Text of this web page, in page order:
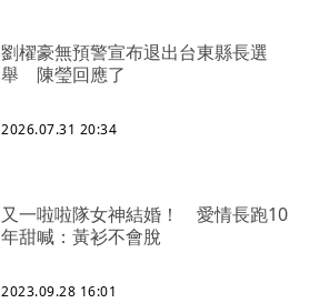
劉櫂豪無預警宣布退出台東縣長選
舉 陳瑩回應了
2026.07.31 20:34
又一啦啦隊女神結婚！ 愛情長跑10
年甜喊：黃衫不會脫
2023.09.28 16:01